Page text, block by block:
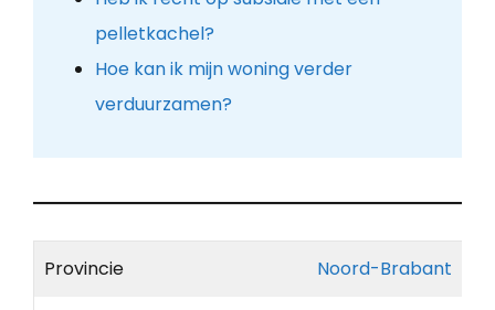
pelletkachel?
Hoe kan ik mijn woning verder
verduurzamen?
Provincie Noord-Brabant